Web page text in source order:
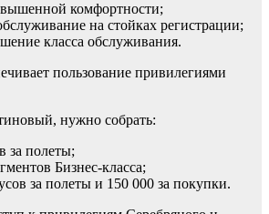
комфортности;
на стойках регистрации;
класса обслуживания.
пользование привилегиями
нужно собрать:
за полеты;
Бизнес-класса;
за полеты и 150 000 за покупки.